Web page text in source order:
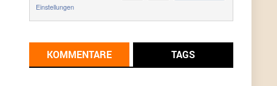
Ich glaube du hast den Sinn eines
Schnäppchenblogs noch immer nicht
Günni 9/1/2022
Einstellungen
KOMMENTARE TAGS